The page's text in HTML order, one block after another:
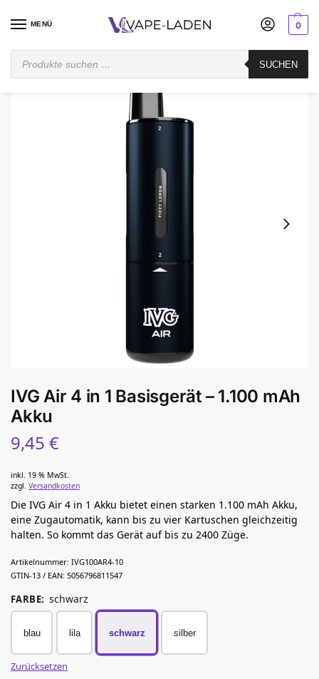
MENÜ
SUCHEN
0
Startseite / Pod System IVG Air 4 in 1 Basisgerät – 1.100 mAh Akku
IVG Air 4 in 1 Basisgerät – 1.100 mAh
Akku
9,45 €
inkl. 19 % MwSt.
zzgl. Versandkosten
Die IVG Air 4 in 1 Akku bietet einen starken 1.100 mAh Akku,
eine Zugautomatik, kann bis zu vier Kartuschen gleichzeitig
halten. So kommt das Gerät auf bis zu 2400 Züge.
Artikelnummer: IVG100AR4-10
GTIN-13 / EAN: 5056796811547
FARBE: schwarz
blau lila schwarz silber
Zurücksetzen